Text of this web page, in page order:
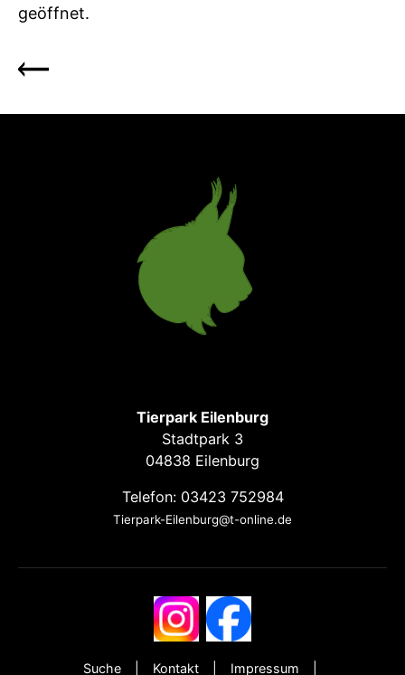
geöffnet.
Tierpark Eilenburg
Stadtpark 3
04838 Eilenburg
Telefon: 03423 752984
Tierpark-Eilenburg@t-online.de
Suche Kontakt Impressum